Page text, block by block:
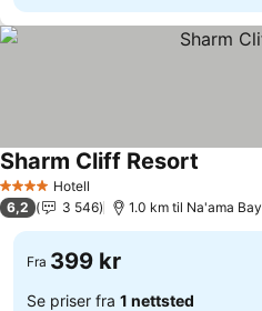
4 StjernerHotell
Sharm Cliff Resort
6,2 3 546 1.0 km til Na'ama Bay
Fra 399 kr
Se priser fra 1 nettsted